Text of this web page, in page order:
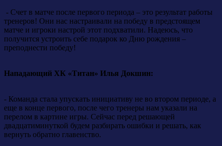
- Счет в матче после первого периода – это результат работы
тренеров! Они нас настраивали на победу в предстоящем
матче и игроки настрой этот подхватили. Надеюсь, что
получится устроить себе подарок ко Дню рождения –
преподнести победу!
Нападающий ХК «Титан» Илья Докшин:
- Команда стала упускать инициативу не во втором периоде, а
еще в конце первого, после чего тренеры нам указали на
перелом в картине игры. Сейчас перед решающей
двадцатиминуткой будем разбирать ошибки и решать, как
вернуть обратно главенство.